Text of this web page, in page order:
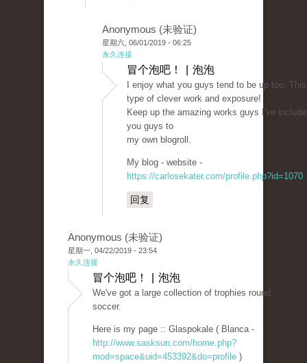
Anonymous (未验证)
星期六, 06/01/2019 - 06:25
永久连接
冒个泡吧！ | 泡泡
I enjoy what you guys tend to be up too. This
type of clever work and exposure!
Keep up the amazing works guys I've
you guys to
my own blogroll.
My blog - website -
https://carlosekater.com/profile.php?id=1070
回复
Anonymous (未验证)
星期一, 04/22/2019 - 23:54
永久连接
冒个泡吧！ | 泡泡
We've got a large collection of trophies round
soccer.
Here is my page :: Glaspokale ( Blanca -
http://www.sasksun.com/home.php?
mod=space&uid=453392&do=profile )